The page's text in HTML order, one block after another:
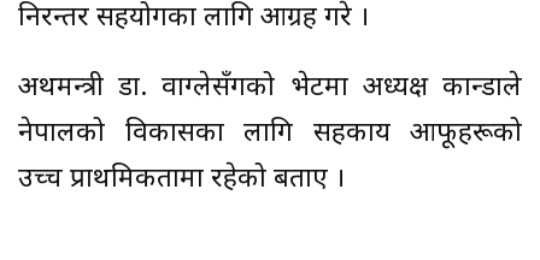
निरन्तर सहयोगका लागि आग्रह गरे ।
अर्थमन्त्री डा. वाग्लेसँगको भेटमा अध्यक्ष कान्डाले
नेपालको विकासका लागि सहकार्य आफूहरूको
उच्च प्राथमिकतामा रहेको बताए ।